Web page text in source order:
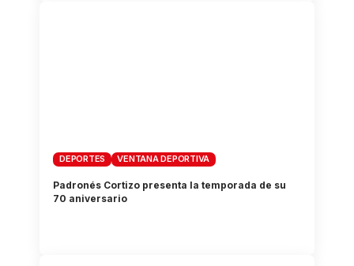
DEPORTES VENTANA DEPORTIVA
Padronés Cortizo presenta la temporada de su
70 aniversario